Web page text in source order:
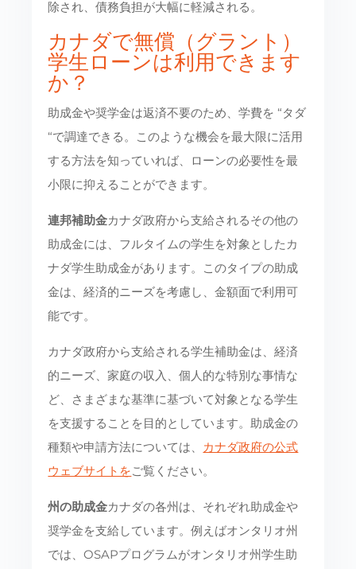
除され、債務負担が大幅に軽減される。
カナダで無償（グラント）
学生ローンは利用できます
か？
助成金や奨学金は返済不要のため、学費を “タダ
“で調達できる。このような機会を最大限に活用
する方法を知っていれば、ローンの必要性を最
小限に抑えることができます。
連邦補助金カナダ政府から支給されるその他の
助成金には、フルタイムの学生を対象としたカ
ナダ学生助成金があります。このタイプの助成
金は、経済的ニーズを考慮し、金額面で利用可
能です。
カナダ政府から支給される学生補助金は、経済
的ニーズ、家庭の収入、個人的な特別な事情な
ど、さまざまな基準に基づいて対象となる学生
を支援することを目的としています。助成金の
種類や申請方法については、 カナダ政府の公式
ウェブサイトをご覧ください。
州の助成金カナダの各州は、それぞれ助成金や
奨学金を支給しています。例えばオンタリオ州
では、OSAPプログラムがオンタリオ州学生助